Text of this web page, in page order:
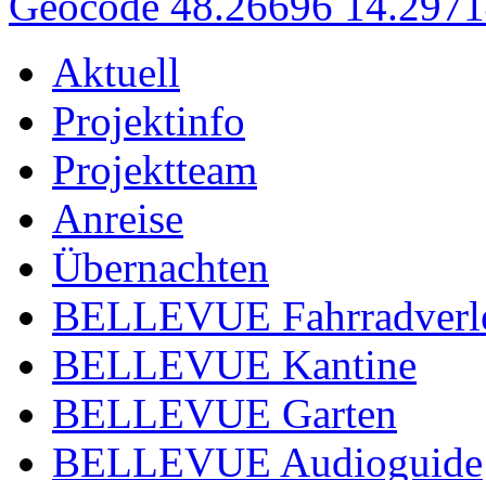
Aktuell
Projektinfo
Projektteam
Anreise
Übernachten
BELLEVUE
BELLEVUE Kantine
BELLEVUE Garten
BELLEVUE Audioguide